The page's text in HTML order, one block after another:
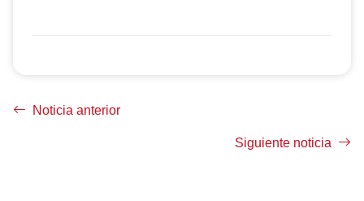
Noticia anterior
Siguiente noticia